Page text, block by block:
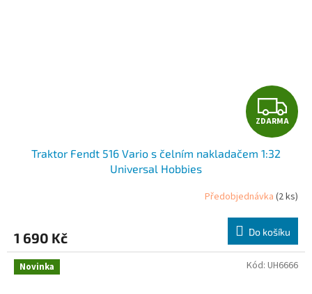
Z
D
R
M
A
ZDARMA
Traktor Fendt 516 Vario s čelním nakladačem 1:32
Universal Hobbies
Předobjednávka (2 ks)
1 690 Kč Do košíku
Novinka Kód: UH6666